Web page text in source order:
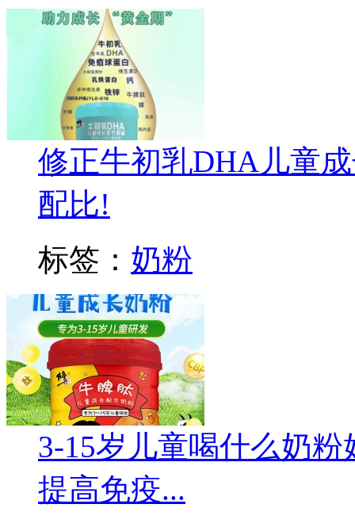
修正牛初乳DHA儿童
配比!
标签： 奶粉
3-15岁儿童喝什么奶
提高免疫...